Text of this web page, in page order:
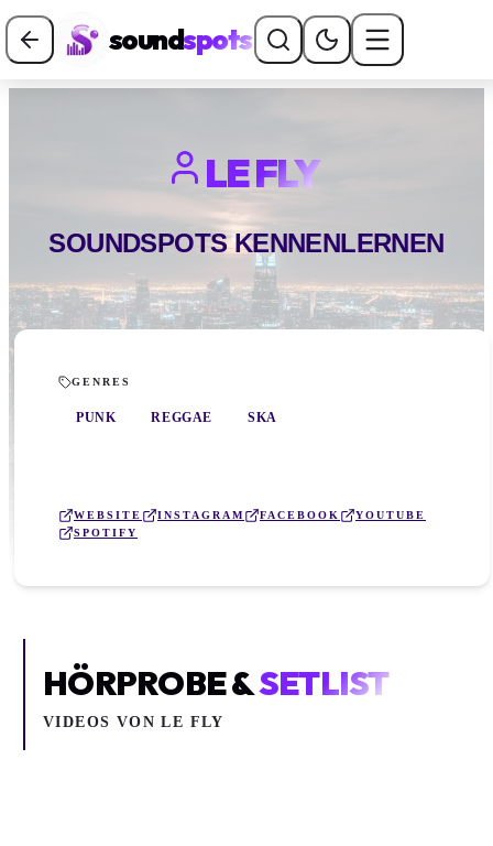
soundspots
LE FLY
SOUNDSPOTS KENNENLERNEN
GENRES
PUNK REGGAE SKA
WEBSITE INSTAGRAM FACEBOOK
YOUTUBE
SPOTIFY
HÖRPROBE &SETLIST
VIDEOS VONLE FLY